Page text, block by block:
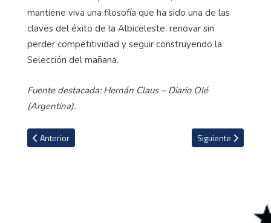
mantiene viva una filosofía que ha sido una de las
claves del éxito de la Albiceleste: renovar sin
perder competitividad y seguir construyendo la
Selección del mañana.
Fuente destacada: Hernán Claus – Diario Olé
(Argentina).
Artículo anterior: VIDEO: La selección mundialista que viaja en
Anterior Artículo siguiente:
Siguiente